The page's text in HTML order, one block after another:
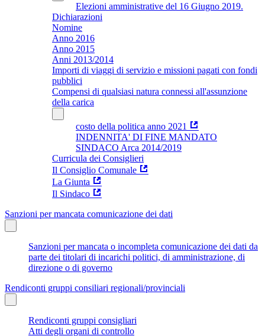
Elezioni amministrative del 16 Giugno 2019.
Dichiarazioni
Nomine
Anno 2016
Anno 2015
Anni 2013/2014
Importi di viaggi di servizio e missioni pagati con fondi
pubblici
Compensi di qualsiasi natura connessi all'assunzione
della carica
costo della politica anno 2021
INDENNITA' DI FINE MANDATO
SINDACO Arca 2014/2019
Curricula dei Consiglieri
Il Consiglio Comunale
La Giunta
Il Sindaco
Sanzioni per mancata comunicazione dei dati
Sanzioni per mancata o incompleta comunicazione dei dati da
parte dei titolari di incarichi politici, di amministrazione, di
direzione o di governo
Rendiconti gruppi consiliari regionali/provinciali
Rendiconti gruppi consigliari
Atti degli organi di controllo